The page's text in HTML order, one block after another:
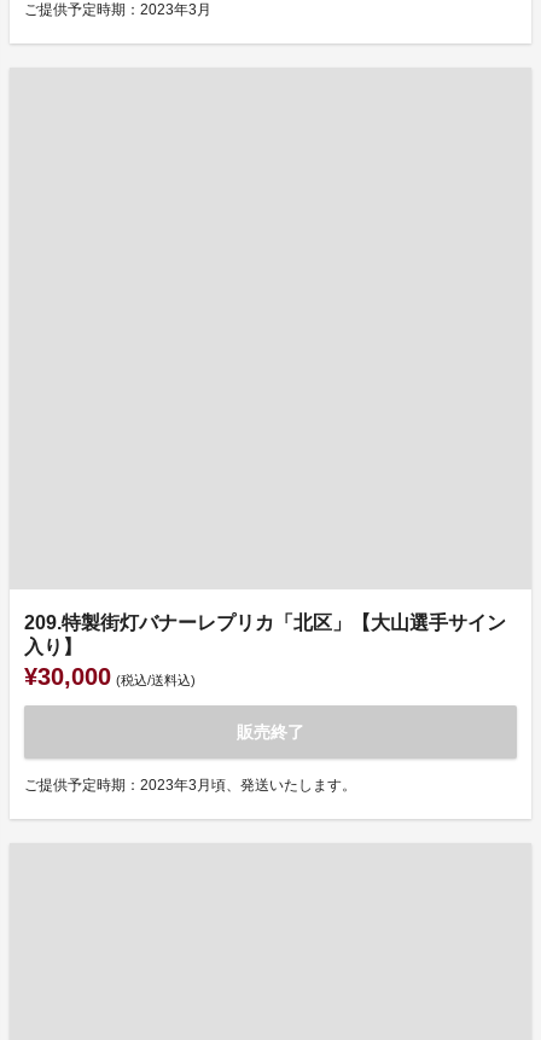
ご提供予定時期：2023年3月
209.特製街灯バナーレプリカ「北区」【大山選手サイン
入り】
¥30,000 (税込/送料込)
販売終了
ご提供予定時期：2023年3月頃、発送いたします。